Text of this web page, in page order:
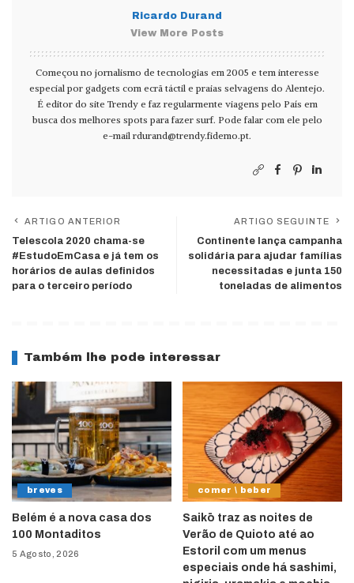
Ricardo Durand
View More Posts
Começou no jornalismo de tecnologias em 2005 e tem interesse
especial por gadgets com ecrã táctil e praias selvagens do Alentejo.
É editor do site Trendy e faz regularmente viagens pelo País em
busca dos melhores spots para fazer surf. Pode falar com ele pelo
e-mail rdurand@trendy.fidemo.pt.
ARTIGO ANTERIOR
Telescola 2020 chama-se
#EstudoEmCasa e já tem os
horários de aulas definidos
para o terceiro período
ARTIGO SEGUINTE
Continente lança campanha
solidária para ajudar famílias
necessitadas e junta 150
toneladas de alimentos
Também lhe pode interessar
breves
Belém é a nova casa dos
100 Montaditos
5 Agosto, 2026
comer \ beber
Saikō traz as noites de
Verão de Quioto até ao
Estoril com um menus
especiais onde há sashimi,